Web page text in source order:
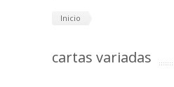
Inicio
cartas variadas